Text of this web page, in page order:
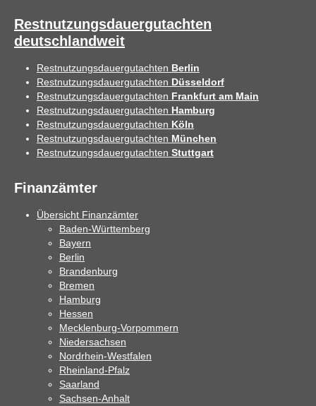
Restnutzungsdauergutachten
deutschlandweit
Restnutzungsdauergutachten Berlin
Restnutzungsdauergutachten Düsseldorf
Restnutzungsdauergutachten Frankfurt am Main
Restnutzungsdauergutachten Hamburg
Restnutzungsdauergutachten Köln
Restnutzungsdauergutachten München
Restnutzungsdauergutachten Stuttgart
Finanzämter
Übersicht Finanzämter
Baden-Württemberg
Bayern
Berlin
Brandenburg
Bremen
Hamburg
Hessen
Mecklenburg-Vorpommern
Niedersachsen
Nordrhein-Westfalen
Rheinland-Pfalz
Saarland
Sachsen-Anhalt